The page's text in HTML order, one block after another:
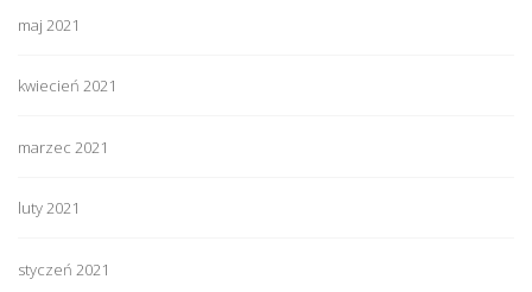
maj 2021
kwiecień 2021
marzec 2021
luty 2021
styczeń 2021